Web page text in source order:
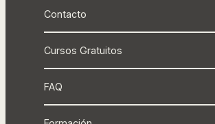
Contacto
Cursos Gratuitos
FAQ